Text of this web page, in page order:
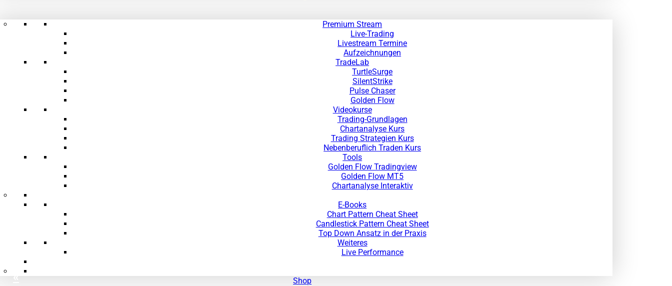
Premium Stream
Live-Trading
Livestream Termine
Aufzeichnungen
TradeLab
TurtleSurge
SilentStrike
Pulse Chaser
Golden Flow
Videokurse
Trading-Grundlagen
Chartanalyse Kurs
Trading Strategien Kurs
Nebenberuflich Traden Kurs
Tools
Golden Flow Tradingview
Golden Flow MT5
Chartanalyse Interaktiv
E-Books
Chart Pattern Cheat Sheet
Candlestick Pattern Cheat Sheet
Top Down Ansatz in der Praxis
Weiteres
Live Performance
Shop
«